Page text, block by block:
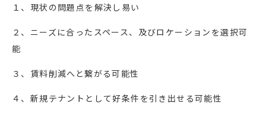
１、現状の問題点を解決し易い
２、ニーズに合ったスペース、及びロケーションを選択可
能
３、賃料削減へと繋がる可能性
４、新規テナントとして好条件を引き出せる可能性